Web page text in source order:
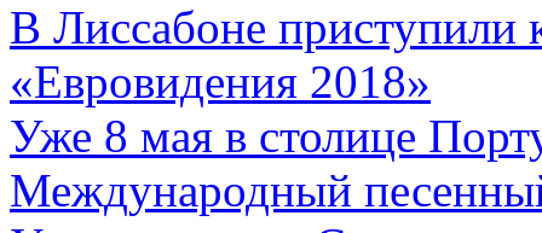
В Лиссабоне приступили
«Евровидения 2018»
Уже 8 мая в столице
Международный